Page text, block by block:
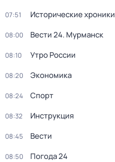
07:51 Исторические хроники
08:00 Вести 24. Мурманск
08:10 Утро России
08:20 Экономика
08:24 Спорт
08:32 Инструкция
08:45 Вести
08:50 Погода 24